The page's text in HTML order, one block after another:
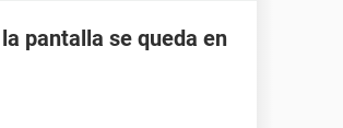
pantalla se queda en